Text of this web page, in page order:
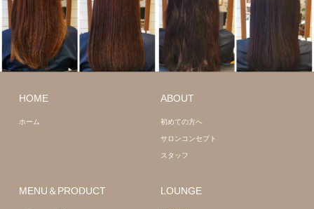
ロング
HOME
ホーム
ABOUT
初めての方へ
サロンコンセプト
スタッフ
MENU＆PRODUCT LOUNGE